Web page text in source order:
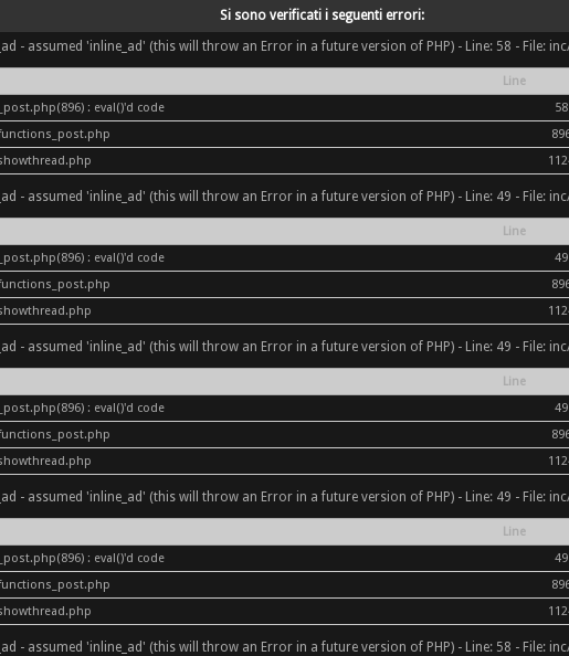
Si sono verificati i seguenti errori:
- assumed 'inline_ad' (this will throw an Error in a future version of PHP) - Line: 58 - File:
Line
: eval()'d code
58
- assumed 'inline_ad' (this will throw an Error in a future version of PHP) - Line: 49 - File:
Line
: eval()'d code
49
- assumed 'inline_ad' (this will throw an Error in a future version of PHP) - Line: 49 - File:
Line
: eval()'d code
49
- assumed 'inline_ad' (this will throw an Error in a future version of PHP) - Line: 49 - File:
Line
: eval()'d code
49
- assumed 'inline_ad' (this will throw an Error in a future version of PHP) - Line: 58 - File: